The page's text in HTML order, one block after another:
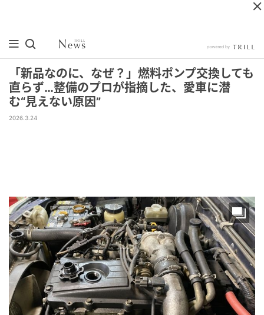
「新品なのに、なぜ？」燃料ポンプ交換しても
直らず…整備のプロが指摘した、愛車に潜
む“見えない原因”
2026.3.24